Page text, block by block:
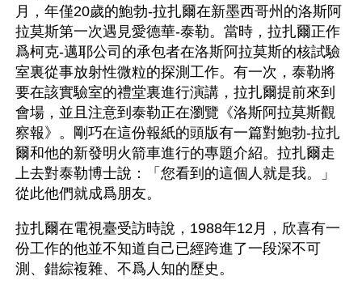
月，年僅20歲的鮑勃-拉扎爾在新墨西哥州的洛斯阿
拉莫斯第一次遇見愛德華-泰勒。當時，拉扎爾正作
爲柯克-邁耶公司的承包者在洛斯阿拉莫斯的核試驗
室裏從事放射性微粒的探測工作。有一次，泰勒將
要在該實驗室的禮堂裏進行演講，拉扎爾提前來到
會場，並且注意到泰勒正在瀏覽《洛斯阿拉莫斯觀
察報》。剛巧在這份報紙的頭版有一篇對鮑勃-拉扎
爾和他的新發明火箭車進行的專題介紹。拉扎爾走
上去對泰勒博士說：「您看到的這個人就是我。」
從此他們就成爲朋友。
拉扎爾在電視臺受訪時說，1988年12月，欣喜有一
份工作的他並不知道自己已經跨進了一段深不可
測、錯綜複雜、不爲人知的歷史。